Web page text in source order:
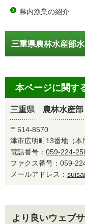
県内漁業の紹介
三重県農林水産部
本ページに関す
三重県 農林水産
〒514-8570
津市広明町13番地（本
電話番号： 059-224-
ファクス番号：059-
メールアドレス：
より良いウェブ